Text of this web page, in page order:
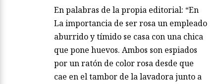
En palabras de la propia editorial: “En
La importancia de ser rosa un empleado
aburrido y tímido se casa con una chica
que pone huevos. Ambos son espiados
por un ratón de color rosa desde que
cae en el tambor de la lavadora junto a